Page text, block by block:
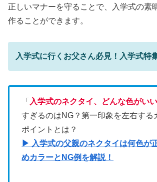
正しいマナーを守ることで、入学式の素
作ることができます。
入学式に行くお父さん必見！入学式特
「 入学式のネクタイ、どんな色がい
すぎるのはNG？第一印象を左右する
ポイントとは？
▶ 入学式の父親のネクタイは何色が
めカラーとNG例を解説！